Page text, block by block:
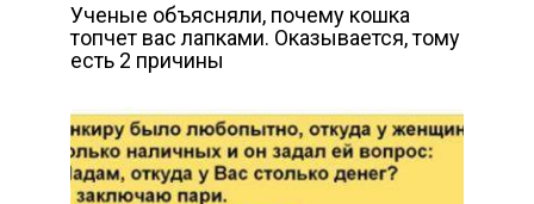
Ученые объясняли, почему кошка
топчет вас лапками. Оказывается, тому
есть 2 причины